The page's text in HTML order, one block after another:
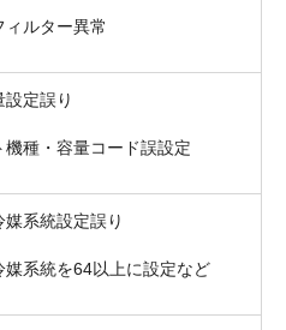
ィルター異常
定誤り
機種・容量コード誤設定
系統設定誤り
媒系統を64以上に設定など